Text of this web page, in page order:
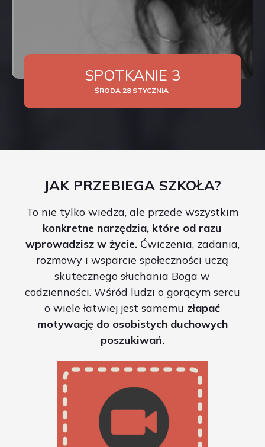
SPOTKANIE 3
ŚRODA 28 STYCZNIA
JAK PRZEBIEGA SZKOŁA?
To nie tylko wiedza, ale przede wszystkim
konkretne narzędzia, które od razu
wprowadzisz w życie. Ćwiczenia, zadania,
rozmowy i wsparcie społeczności uczą
skutecznego słuchania Boga w
codzienności. Wśród ludzi o gorącym sercu
o wiele łatwiej jest samemu złapać
motywację do osobistych duchowych
poszukiwań.